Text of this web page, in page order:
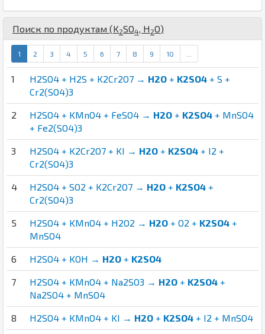
Поиск по продуктам (K2SO4 H 2O)
1 2 3 4 5 6 7 8 9 10
1 H2SO4 + H2S + K2Cr2O7 → H2O + K2SO4 + S +
Cr2(SO4)3
2 H2SO4 + KMnO4 + FeSO4 → H2O + K2SO4 + MnSO4
+ Fe2(SO4)3
3 H2SO4 + K2Cr2O7 + KI → H2O + K2SO4 + I2 +
Cr2(SO4)3
4 H2SO4 + SO2 + K2Cr2O7 → H2O + K2SO4 +
Cr2(SO4)3
5 H2SO4 + KMnO4 + H2O2 → H2O + O2 + K2SO4 +
MnSO4
6 H2SO4 + KOH → H2O + K2SO4
7 H2SO4 + KMnO4 + Na2SO3 → H2O + K2SO4 +
Na2SO4 + MnSO4
8 H2SO4 + KMnO4 + KI → H2O + K2SO4 + I2 + MnSO4